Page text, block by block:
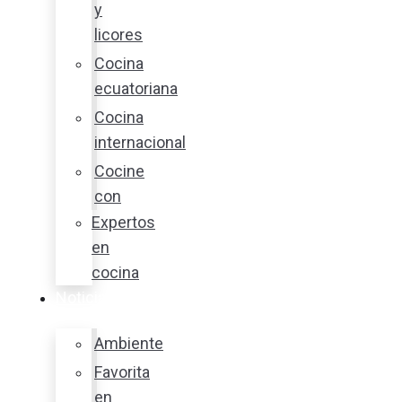
y
licores
Cocina
ecuatoriana
Cocina
internacional
Cocine
con
Expertos
en
cocina
Ambiente
Favorita
en